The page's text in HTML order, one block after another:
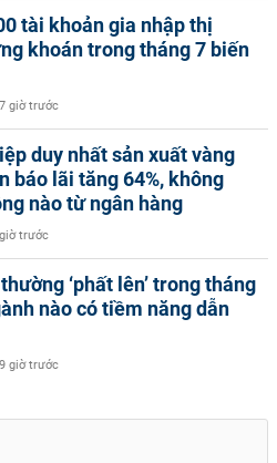
tài khoản gia nhập thị
khoán trong tháng 7 biến
7 giờ trước
duy nhất sản xuất vàng
báo lãi tăng 64%, không
nào từ ngân hàng
trước
‘phất lên’ trong tháng
nào có tiềm năng dẫn
9 giờ trước